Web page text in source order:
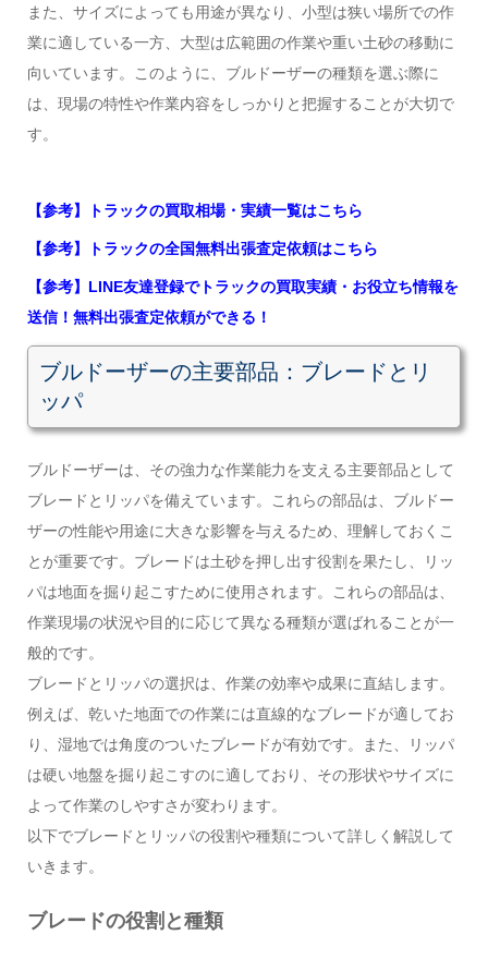
また、サイズによっても用途が異なり、小型は狭い場所での作
業に適している一方、大型は広範囲の作業や重い土砂の移動に
向いています。このように、ブルドーザーの種類を選ぶ際に
は、現場の特性や作業内容をしっかりと把握することが大切で
す。
【参考】トラックの買取相場・実績一覧はこちら
【参考】トラックの全国無料出張査定依頼はこちら
【参考】LINE友達登録でトラックの買取実績・お役立ち情報を
送信！無料出張査定依頼ができる！
ブルドーザーの主要部品：ブレードとリ
ッパ
ブルドーザーは、その強力な作業能力を支える主要部品として
ブレードとリッパを備えています。これらの部品は、ブルドー
ザーの性能や用途に大きな影響を与えるため、理解しておくこ
とが重要です。ブレードは土砂を押し出す役割を果たし、リッ
パは地面を掘り起こすために使用されます。これらの部品は、
作業現場の状況や目的に応じて異なる種類が選ばれることが一
般的です。
ブレードとリッパの選択は、作業の効率や成果に直結します。
例えば、乾いた地面での作業には直線的なブレードが適してお
り、湿地では角度のついたブレードが有効です。また、リッパ
は硬い地盤を掘り起こすのに適しており、その形状やサイズに
よって作業のしやすさが変わります。
以下でブレードとリッパの役割や種類について詳しく解説して
いきます。
ブレードの役割と種類